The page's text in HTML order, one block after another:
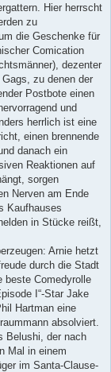
Hier herrscht
zu
die Geschenke für
Comication
dezenter
zu denen der
Postbote einen
und
herrlich ist eine
einen brennende
danach ein
Reaktionen auf
sorgen
Nerven am Ende
Kaufhauses
in Stücke reißt,
Arnie hetzt
durch die Stadt
beste Comedyrolle
I“-Star Jake
Hartman eine
absolviert.
Belushi, der nach
Mal in einem
im Santa-Clause-